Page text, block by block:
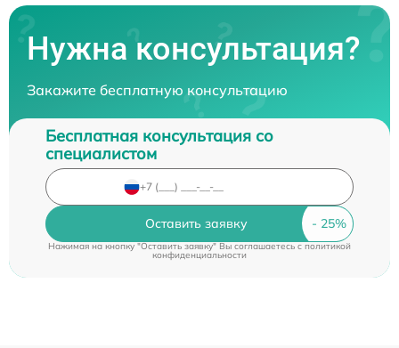
Нужна консультация?
Закажите бесплатную консультацию
Бесплатная консультация со
специалистом
Оставить заявку
Нажимая на кнопку "Оставить заявку" Вы соглашаетесь cполитикой
конфиденциальности